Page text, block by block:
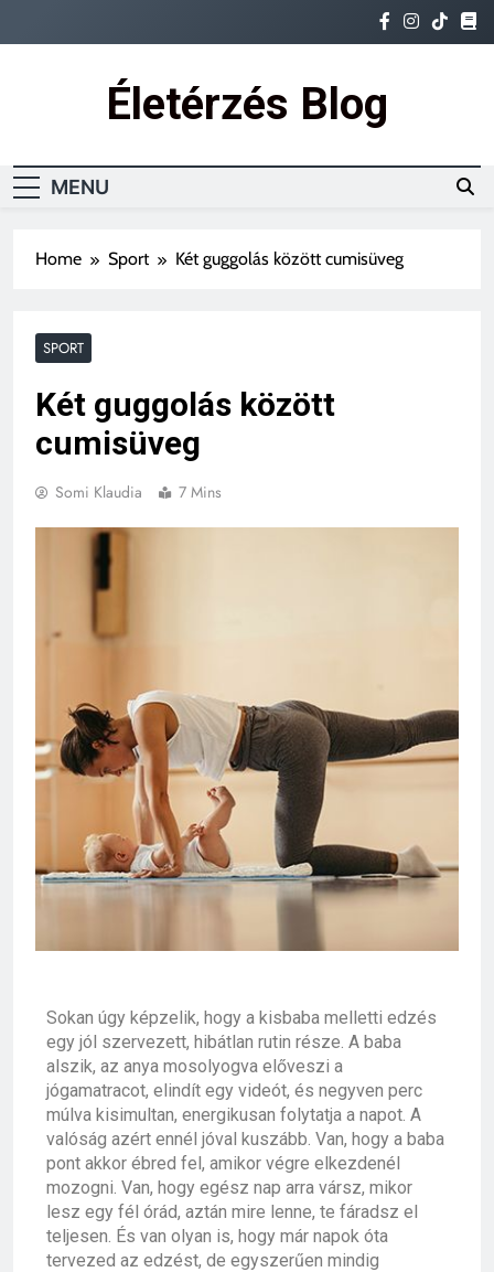
Életérzés Blog
MENU
Home Sport Két guggolás között cumisüveg
SPORT
Két guggolás között
cumisüveg
Somi Klaudia 7 Mins
Sokan úgy képzelik, hogy a kisbaba melletti edzés
egy jól szervezett, hibátlan rutin része. A baba
alszik, az anya mosolyogva előveszi a
jógamatracot, elindít egy videót, és negyven perc
múlva kisimultan, energikusan folytatja a napot. A
valóság azért ennél jóval kuszább. Van, hogy a baba
pont akkor ébred fel, amikor végre elkezdenél
mozogni. Van, hogy egész nap arra vársz, mikor
lesz egy fél órád, aztán mire lenne, te fáradsz el
teljesen. És van olyan is, hogy már napok óta
tervezed az edzést, de egyszerűen mindig